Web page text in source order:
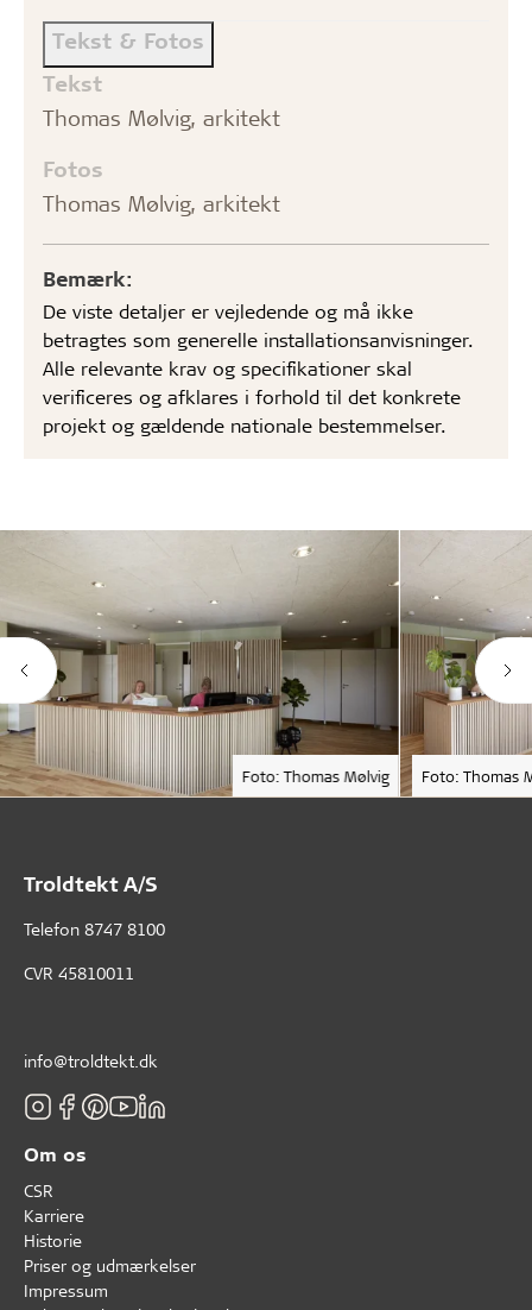
Tekst & Fotos
Tekst
Thomas Mølvig, arkitekt
Fotos
Thomas Mølvig, arkitekt
Bemærk:
De viste detaljer er vejledende og må ikke
betragtes som generelle installationsanvisninger.
Alle relevante krav og specifikationer skal
verificeres og afklares i forhold til det konkrete
projekt og gældende nationale bestemmelser.
Foto: Thomas Mølvig Foto: Thomas
Troldtekt A/S
Telefon 8747 8100
CVR 45810011
info@troldtekt.dk
Om os
CSR
Karriere
Historie
Priser og udmærkelser
Impressum